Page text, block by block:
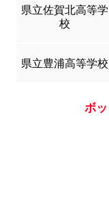
県立佐賀北高等学
校
県立豊浦高等学校
ボ